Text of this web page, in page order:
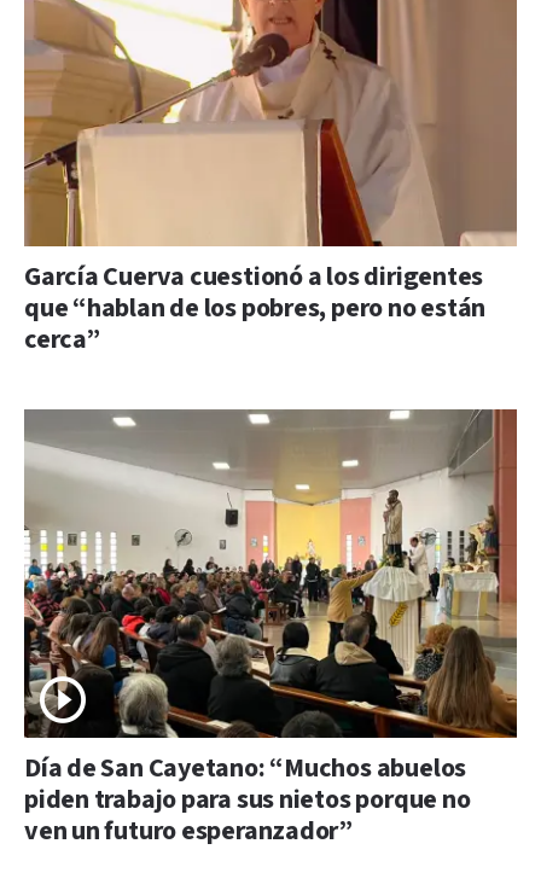
García Cuerva cuestionó a los dirigentes
que “hablan de los pobres, pero no están
cerca”
Día de San Cayetano: “Muchos abuelos
piden trabajo para sus nietos porque no
ven un futuro esperanzador”